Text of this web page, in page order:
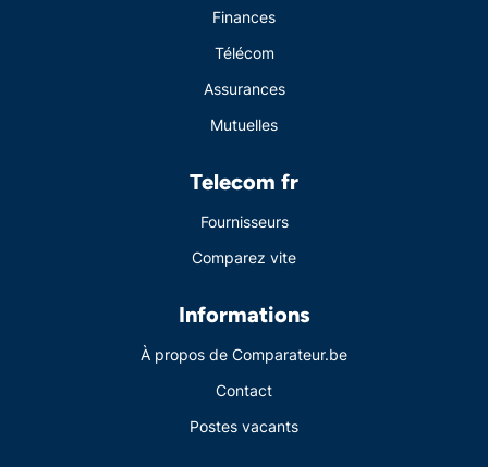
Finances
Télécom
Assurances
Mutuelles
Telecom fr
Fournisseurs
Comparez vite
Informations
À propos de Comparateur.be
Contact
Postes vacants